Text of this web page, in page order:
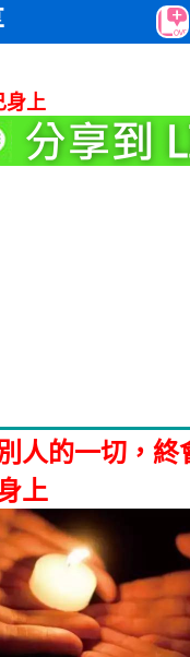
身上
人的一切，終
上